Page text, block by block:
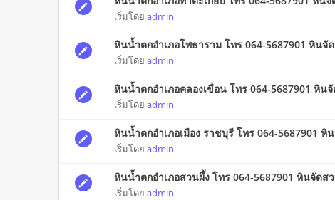
เริ่มโดยadmin
หินน้ำตกอำเภอโพธาราม โทร 064-5687901 หิน
เริ่มโดยadmin
หินน้ำตกอำเภอคลองเขื่อน โทร 064-5687901 หิ
เริ่มโดยadmin
หินน้ำตกอำเภอเมือง ราชบุรี โทร 064-5687901
เริ่มโดยadmin
หินน้ำตกอำเภอสวนผึ้ง โทร 064-5687901 หินจัด
เริ่มโดยadmin